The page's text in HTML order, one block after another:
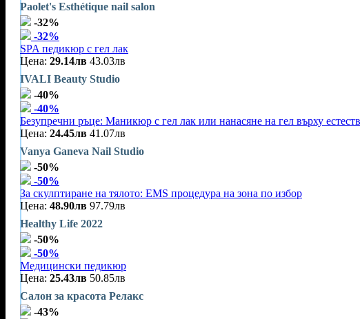
Paolet's Esthétique nail salon
-32%
-32%
SPA педикюр с гел лак
Цена: 29.14лв 43.03лв
IVALI Beauty Studio
-40%
-40%
Безупречни ръце: Маникюр с гел лак или нанасяне на гел върху
Цена: 24.45лв 41.07лв
Vanya Ganeva Nail Studio
-50%
-50%
За скулптиране на тялото: EMS процедура на зона по избор
Цена: 48.90лв 97.79лв
Healthy Life 2022
-50%
-50%
Медицински педикюр
Цена: 25.43лв 50.85лв
Салон за красота Релакс
-43%